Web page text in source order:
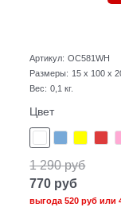
Артикул: OC581WH
Размеры: 15 x 100 x
Вес: 0,1 кг.
Цвет
1 290 руб
770 руб
выгода520 руб или